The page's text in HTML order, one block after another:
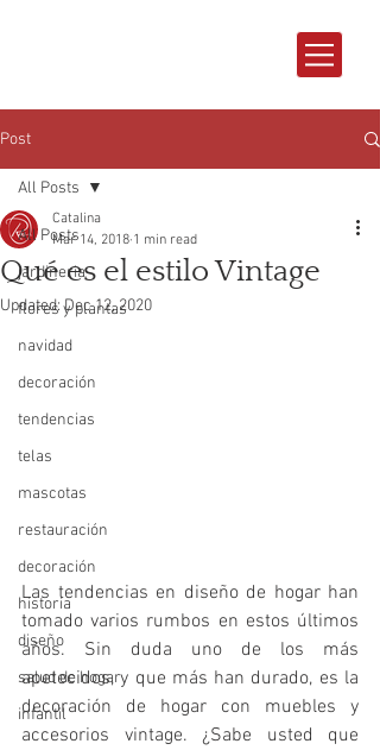
Post
All Posts
jardineria
flores y plantas
navidad
decoración
tendencias
telas
mascotas
restauración
decoración
historia
diseño
salud de hogar
infantil
All Posts
Qué es el estilo Vintage
Catalina
Mar 14, 2018 1 min read
Updated:Dec 12, 2020
Las tendencias en diseño de hogar han
tomado varios rumbos en estos últimos
años. Sin duda uno de los más
apetecidos, y que más han durado, es la
decoración de hogar con muebles y
accesorios vintage. ¿Sabe usted que